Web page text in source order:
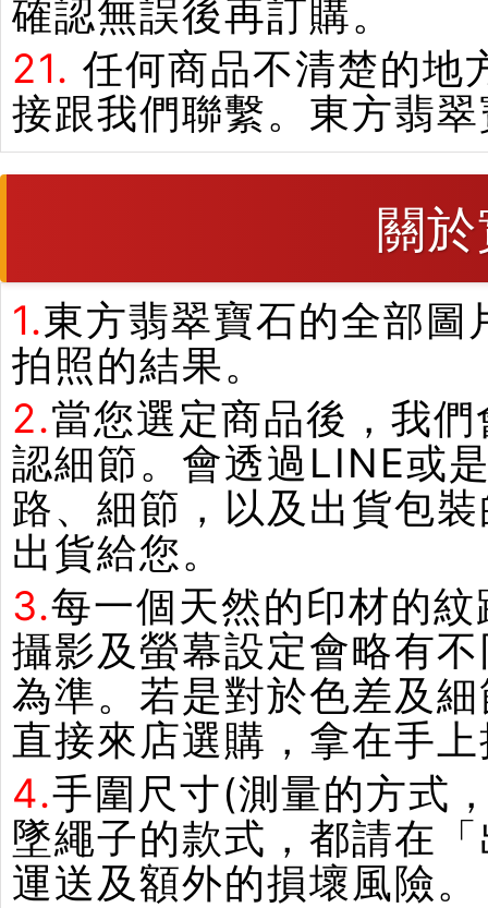
確認無誤後再訂購。
21. 任何商品不清楚的地
接跟我們聯繫。東方翡
關
1.東方翡翠寶石的全部
拍照的結果。
2.當您選定商品後，我
認細節。會透過LINE或
路、細節，以及出貨包
出貨給您。
3.每一個天然的印材的
攝影及螢幕設定會略有
為準。若是對於色差及
直接來店選購，拿在手
4.手圍尺寸(測量的方式
墜繩子的款式，都請在
運送及額外的損壞風險。